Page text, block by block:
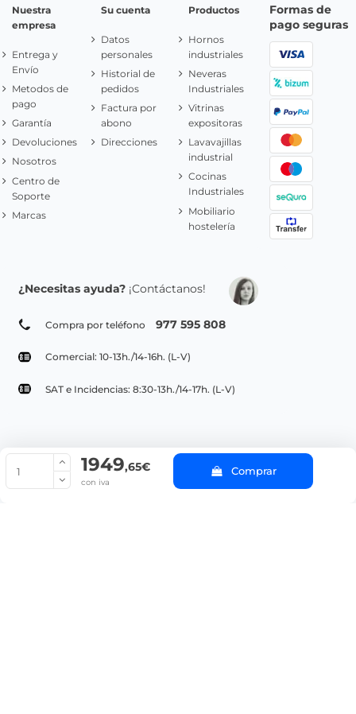
1949,65€
con iva
Comprar
Nuestra
empresa
Entrega y
Envío
Metodos de
pago
Garantía
Devoluciones
Nosotros
Centro de
Soporte
Marcas
Su cuenta
Datos
personales
Historial de
pedidos
Factura por
abono
Direcciones
Productos
Hornos
industriales
Neveras
Industriales
Vitrinas
expositoras
Lavavajillas
industrial
Cocinas
Industriales
Mobiliario
hostelería
Formas de
pago seguras
¿Necesitas ayuda? ¡Contáctanos!
Compra por teléfono 977 595 808
Comercial: 10-13h./14-16h. (L-V)
SAT e Incidencias: 8:30-13h./14-17h. (L-V)
© Copyright 2022 PepeBar.com | Política de cookies |
Aviso legal y
Condiciones generales de compra |